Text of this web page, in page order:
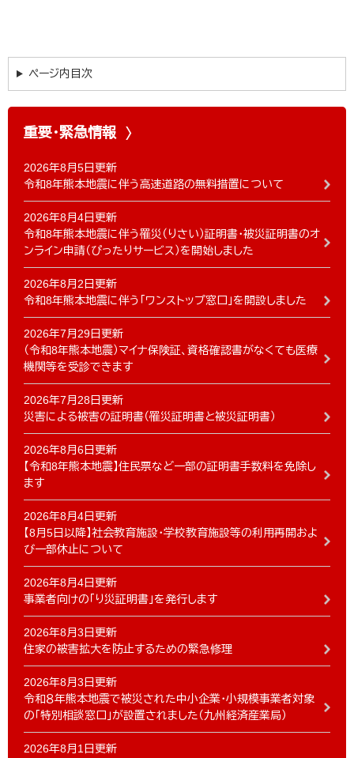
ページ内目次
重要・緊急情報
2026年8月5日更新
令和8年熊本地震に伴う高速道路の無料措置について
2026年8月4日更新
令和8年熊本地震に伴う罹災（りさい）証明書・被災証明書のオ
ンライン申請（ぴったりサービス）を開始しました
2026年8月2日更新
令和8年熊本地震に伴う「ワンストップ窓口」を開設しました
2026年7月29日更新
（令和8年熊本地震）マイナ保険証、資格確認書がなくても医療
機関等を受診できます
2026年7月28日更新
災害による被害の証明書（罹災証明書と被災証明書）
2026年8月6日更新
【令和8年熊本地震】住民票など一部の証明書手数料を免除し
ます
2026年8月4日更新
【8月5日以降】社会教育施設・学校教育施設等の利用再開およ
び一部休止について
2026年8月4日更新
事業者向けの「り災証明書」を発行します
2026年8月3日更新
住家の被害拡大を防止するための緊急修理
2026年8月3日更新
令和８年熊本地震で被災された中小企業・小規模事業者対象
の「特別相談窓口」が設置されました（九州経済産業局）
2026年8月1日更新